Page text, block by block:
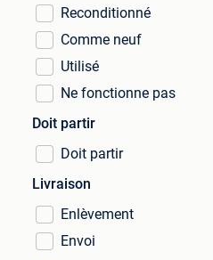
Reconditionné
Comme neuf
Utilisé
Ne fonctionne pas
Doit partir
Doit partir
Livraison
Enlèvement
Envoi